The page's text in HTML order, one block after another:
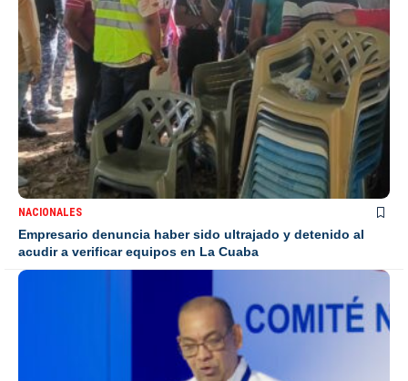
NACIONALES
Empresario denuncia haber sido ultrajado y detenido al
acudir a verificar equipos en La Cuaba